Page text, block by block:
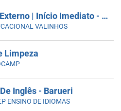
Vendedor Externo | Início Imediato - SUMARÉ
VALINHOS
Limpeza
Inglês - Barueri
ENSINO DE IDIOMAS